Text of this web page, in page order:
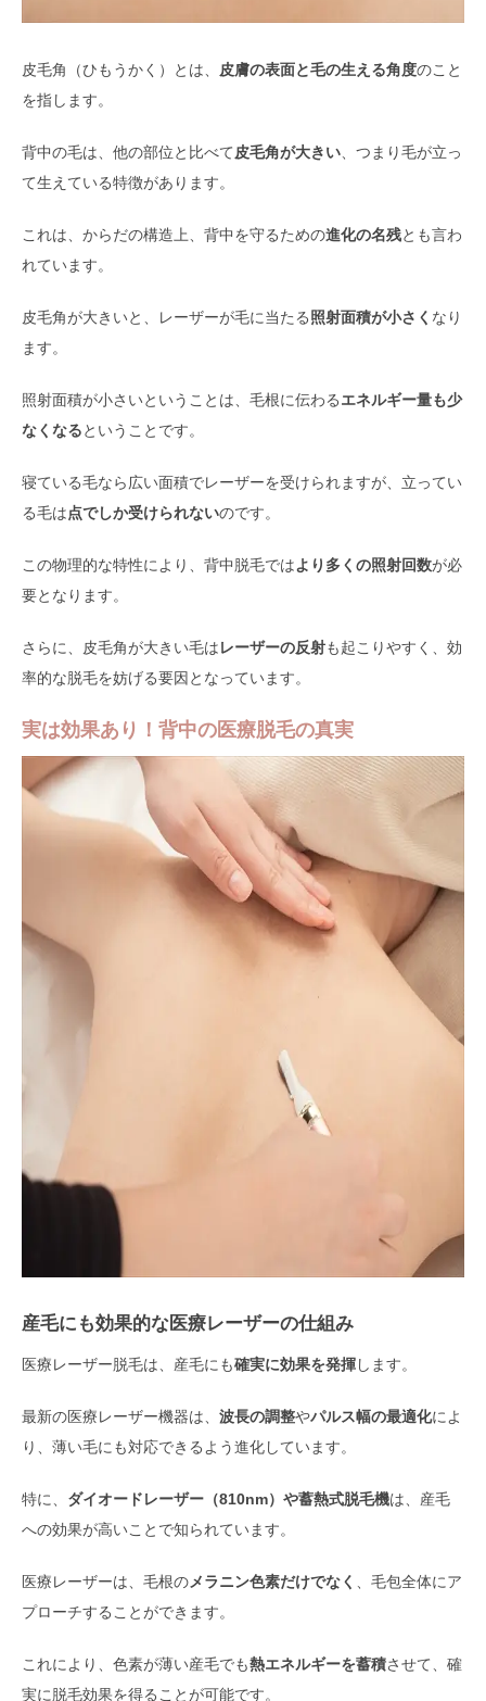
皮毛角（ひもうかく）とは、 皮膚の表面と毛の生える角度のこと
を指します。
背中の毛は、他の部位と比べて 皮毛角が大きい 、つまり毛が立っ
て生えている特徴があります。
これは、からだの構造上、背中を守るための進化の名残とも言わ
れています。
皮毛角が大きいと、レーザーが毛に当たる照射面積が小さく なり
ます。
照射面積が小さいということは、毛根に伝わるエネルギー量も少
なくなるということです。
寝ている毛なら広い面積でレーザーを受けられますが、立ってい
る毛は点でしか受けられないのです。
この物理的な特性により、背中脱毛ではより多くの照射回数が必
要となります。
さらに、皮毛角が大きい毛はレーザーの反射も起こりやすく、効
率的な脱毛を妨げる要因となっています。
実は効果あり！背中の医療脱毛の真実
産毛にも効果的な医療レーザーの仕組み
医療レーザー脱毛は、産毛にも確実に効果を発揮します。
最新の医療レーザー機器は、 波長の調整やパルス幅の最適化によ
り、薄い毛にも対応できるよう進化しています。
特に、 ダイオードレーザー（810nm）や蓄熱式脱毛機は、産毛
への効果が高いことで知られています。
医療レーザーは、毛根のメラニン色素だけでなく
、毛包全体にア
プローチすることができます。
これにより、色素が薄い産毛でも熱エネルギーを蓄積させて、確
実に脱毛効果を得ることが可能です。